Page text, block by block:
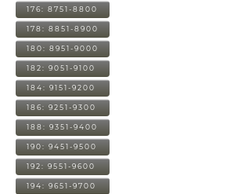
176: 8751-8800
178: 8851-8900
180: 8951-9000
182: 9051-9100
184: 9151-9200
186: 9251-9300
188: 9351-9400
190: 9451-9500
192: 9551-9600
194: 9651-9700